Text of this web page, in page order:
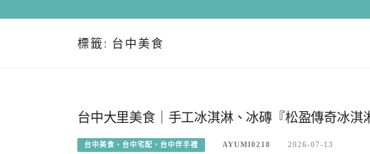
標籤: 台中美食
台中大里美食｜手工冰淇淋、冰磚『松盈傳奇冰淇
台中美食、台中宅配、台中伴手禮 AYUMI0218 2026-07-13